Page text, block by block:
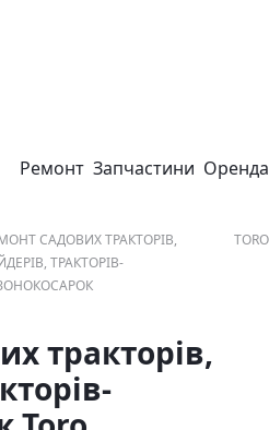
меню
Ремонт Запчастини Оренда
САДОВИХ ТРАКТОРІВ,
ТРАКТОРІВ-
TORO
тракторів,